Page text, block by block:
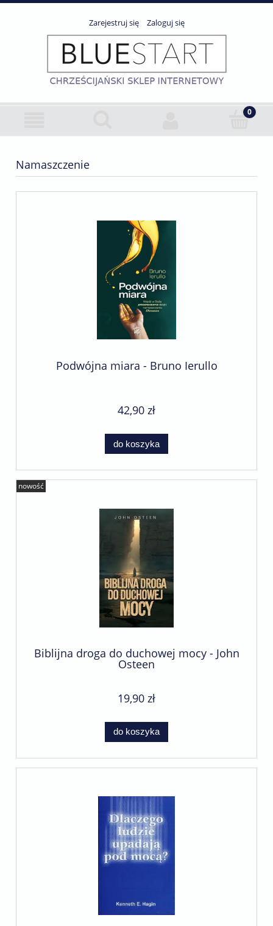
Zarejestruj się Zaloguj się
Namaszczenie
Podwójna miara - Bruno Ierullo
42,90 zł
do koszyka
Biblijna droga do duchowej mocy - John
Osteen
19,90 zł
do koszyka
nowość